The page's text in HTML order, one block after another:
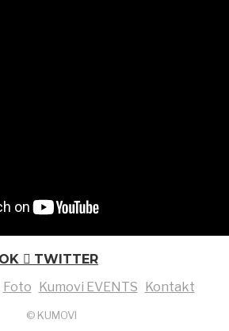
TWITTER
Foto Kumovi EVENTS Kontakt
© KUMOVI